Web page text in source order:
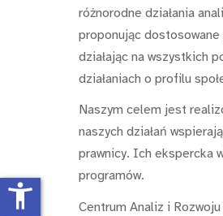
różnorodne działania
proponując
działając na wszystkich
działaniach o profilu
Naszym celem jest
naszych działań
prawnicy. Ich ekspercka
programów.
Centrum Analiz i
accessibility_new